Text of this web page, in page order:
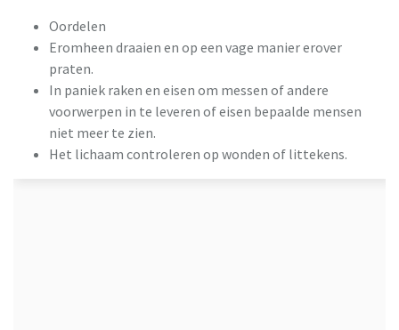
Oordelen
Eromheen draaien en op een vage manier erover
praten.
In paniek raken en eisen om messen of andere
voorwerpen in te leveren of eisen bepaalde mensen
niet meer te zien.
Het lichaam controleren op wonden of littekens.